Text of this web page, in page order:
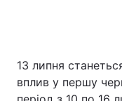
13 липня
вплив у першу